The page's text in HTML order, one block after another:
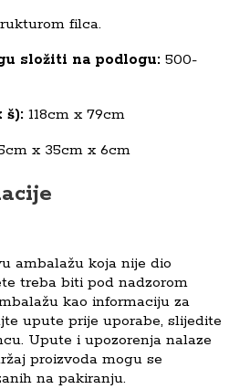
filca.
složiti na podlogu: 500-
š): 118cm x 79cm
x 35cm x 6cm
ambalažu koja nije dio
treba biti pod nadzorom
kao informaciju za
upute prije uporabe, slijedite
Upute i upozorenja nalaze
proizvoda mogu se
na pakiranju.